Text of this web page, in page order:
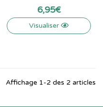
6,95€
Visualiser
Affichage 1-2 des 2 articles